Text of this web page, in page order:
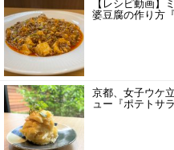
【レシピ動画】
婆豆腐の作り方
京都、女子ウケ
ュー『ポテトサ